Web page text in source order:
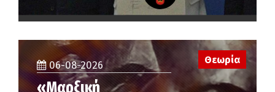
06-08-2026
«Μαρξική
Θεωρία